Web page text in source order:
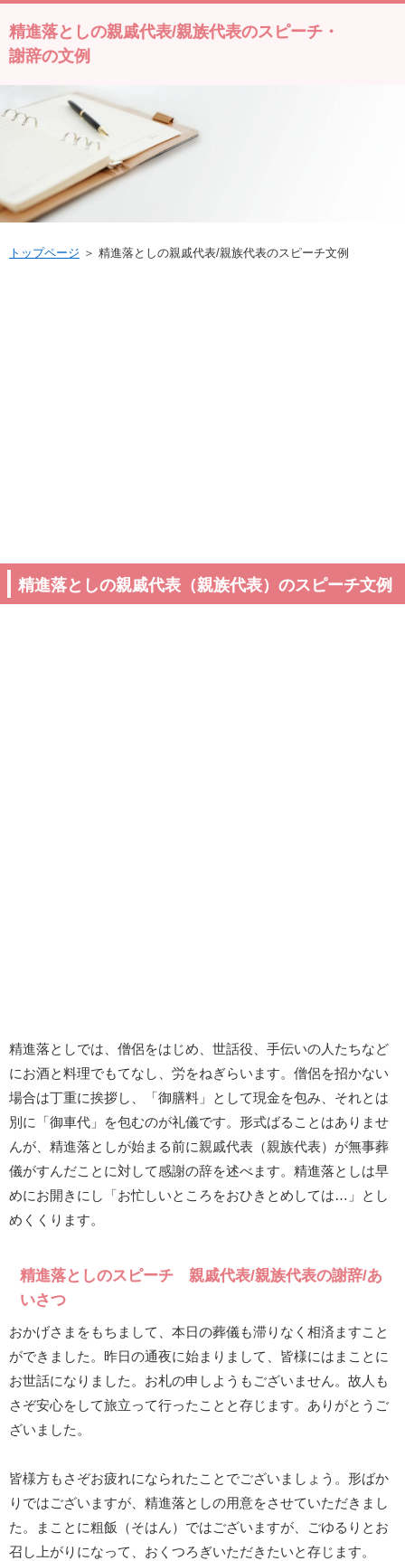
精進落としの親戚代表/親族代表のスピーチ・
謝辞の文例
トップページ ＞ 精進落としの親戚代表/親族代表のスピーチ文例
精進落としの親戚代表（親族代表）のスピーチ文例
精進落としでは、僧侶をはじめ、世話役、手伝いの人たちなど
にお酒と料理でもてなし、労をねぎらいます。僧侶を招かない
場合は丁重に挨拶し、「御膳料」として現金を包み、それとは
別に「御車代」を包むのが礼儀です。形式ばることはありませ
んが、精進落としが始まる前に親戚代表（親族代表）が無事葬
儀がすんだことに対して感謝の辞を述べます。精進落としは早
めにお開きにし「お忙しいところをおひきとめしては…」とし
めくくります。
精進落としのスピーチ 親戚代表/親族代表の謝辞/あ
いさつ
おかげさまをもちまして、本日の葬儀も滞りなく相済ますこと
ができました。昨日の通夜に始まりまして、皆様にはまことに
お世話になりました。お札の申しようもございません。故人も
さぞ安心をして旅立って行ったことと存じます。ありがとうご
ざいました。
皆様方もさぞお疲れになられたことでございましょう。形ばか
りではございますが、精進落としの用意をさせていただきまし
た。まことに粗飯（そはん）ではございますが、ごゆるりとお
召し上がりになって、おくつろぎいただきたいと存じます。